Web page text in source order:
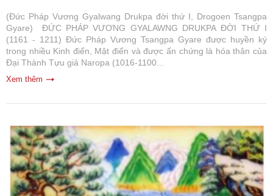
(Đức Pháp Vương Gyalwang Drukpa đời thứ I, Drogoen Tsangpa
Gyare) ĐỨC PHÁP VƯƠNG GYALAWNG DRUKPA ĐỜI THỨ I
(1161 - 1211) Đức Pháp Vương Tsangpa Gyare được huyền ký
trong nhiều Kinh điển, Mật điển và được ấn chứng là hóa thân của
Đại Thành Tựu giả Naropa (1016-1100...
Xem thêm